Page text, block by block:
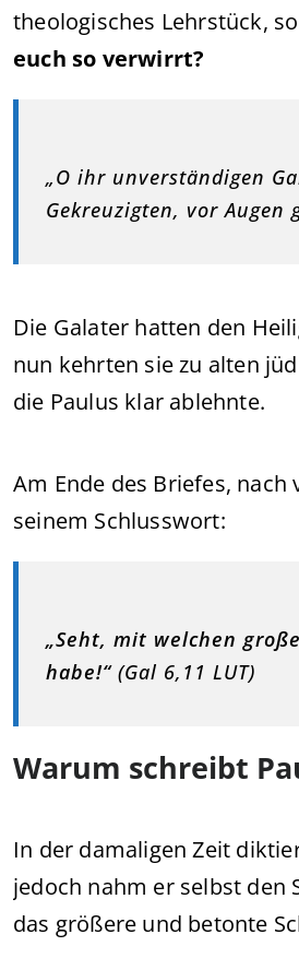
theologisches Lehrstück,
euch so verwirrt?
„O ihr unverständigen
Gekreuzigten, vor Augen
Die Galater hatten den
nun kehrten sie zu alten
die Paulus klar ablehnte.
Am Ende des Briefes,
seinem Schlusswort:
„Seht, mit welchen
habe!“(Gal 6,11 LUT)
Warum schreibt
In der damaligen Zeit
jedoch nahm er selbst den
das größere und betonte